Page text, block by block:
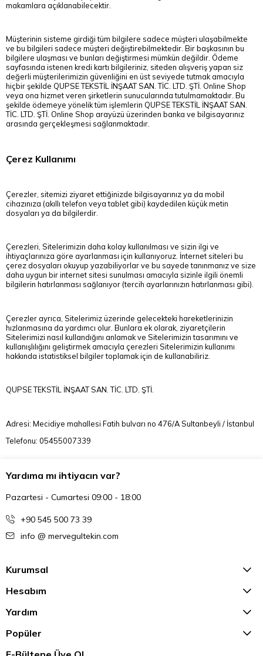
makamlara açıklanabilecektir.
Müşterinin sisteme girdiği tüm bilgilere sadece müşteri ulaşabilmekte
ve bu bilgileri sadece müşteri değiştirebilmektedir. Bir başkasının bu
bilgilere ulaşması ve bunları değiştirmesi mümkün değildir. Ödeme
sayfasında istenen kredi kartı bilgileriniz, siteden alışveriş yapan siz
değerli müşterilerimizin güvenliğini en üst seviyede tutmak amacıyla
hiçbir şekilde QUPSE TEKSTİL İNŞAAT SAN. TİC. LTD. ŞTİ. Online Shop
veya ona hizmet veren şirketlerin sunucularında tutulmamaktadır. Bu
şekilde ödemeye yönelik tüm işlemlerin QUPSE TEKSTİL İNŞAAT SAN.
TİC. LTD. ŞTİ. Online Shop arayüzü üzerinden banka ve bilgisayarınız
arasında gerçekleşmesi sağlanmaktadır.
Çerez Kullanımı
Çerezler, sitemizi ziyaret ettiğinizde bilgisayarınız ya da mobil
cihazınıza (akıllı telefon veya tablet gibi) kaydedilen küçük metin
dosyaları ya da bilgilerdir.
Çerezleri, Sitelerimizin daha kolay kullanılması ve sizin ilgi ve
ihtiyaçlarınıza göre ayarlanması için kullanıyoruz. İnternet siteleri bu
çerez dosyaları okuyup yazabiliyorlar ve bu sayede tanınmanız ve size
daha uygun bir internet sitesi sunulması amacıyla sizinle ilgili önemli
bilgilerin hatırlanması sağlanıyor (tercih ayarlarınızın hatırlanması gibi).
Çerezler ayrıca, Sitelerimiz üzerinde gelecekteki hareketlerinizin
hızlanmasına da yardımcı olur. Bunlara ek olarak, ziyaretçilerin
Sitelerimizi nasıl kullandığını anlamak ve Sitelerimizin tasarımını ve
kullanışlılığını geliştirmek amacıyla çerezleri Sitelerimizin kullanımı
hakkında istatistiksel bilgiler toplamak için de kullanabiliriz.
QUPSE TEKSTİL İNŞAAT SAN. TİC. LTD. ŞTİ.
Adresi: Mecidiye mahallesi Fatih bulvarı no 476/A Sultanbeyli / İstanbul
Telefonu: 05455007339
Yardıma mı ihtiyacın var?
Pazartesi - Cumartesi 09:00 - 18:00
+90 545 500 73 39
info @ mervegultekin.com
Kurumsal
Hesabım
Yardım
Popüler